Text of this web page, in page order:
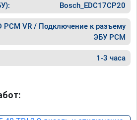
Bosch_EDC17CP20
PCM VR / Подключение к разъему
ЭБУ PCM
1-3 часа